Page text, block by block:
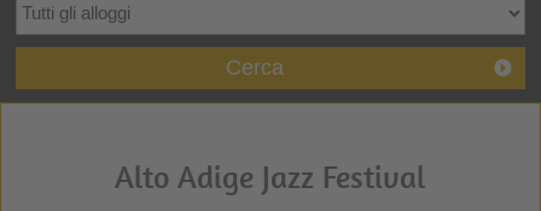
Cerca
Alto Adige Jazz Festival